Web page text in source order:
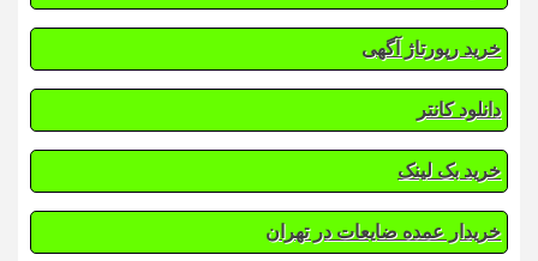
خرید رپورتاژ آگهی
دانلود کانتر
خرید بک لینک
خریدار عمده ضایعات در تهران